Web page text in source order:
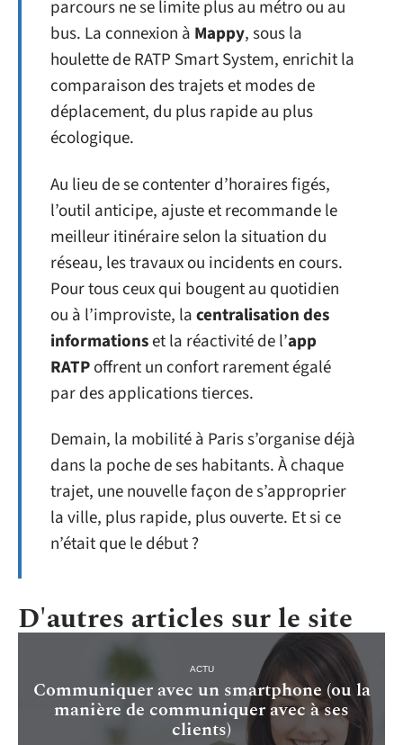
parcours ne se limite plus au métro ou au
bus. La connexion à Mappy, sous la
houlette de RATP Smart System, enrichit la
comparaison des trajets et modes de
déplacement, du plus rapide au plus
écologique.
Au lieu de se contenter d’horaires figés,
l’outil anticipe, ajuste et recommande le
meilleur itinéraire selon la situation du
réseau, les travaux ou incidents en cours.
Pour tous ceux qui bougent au quotidien
ou à l’improviste, lacentralisation des
informationset la réactivité de l’app
RATPoffrent un confort rarement égalé
par des applications tierces.
Demain, la mobilité à Paris s’organise déjà
dans la poche de ses habitants. À chaque
trajet, une nouvelle façon de s’approprier
la ville, plus rapide, plus ouverte. Et si ce
n’était que le début ?
D'autres articles sur le site
ACTU
Communiquer avec un smartphone (ou la
manière de communiquer avec à ses
clients)